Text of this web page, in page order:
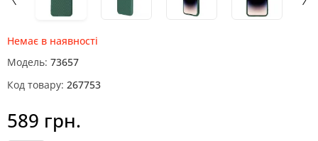
Немає в наявності
Модель: 73657
Код товару: 267753
589 грн.